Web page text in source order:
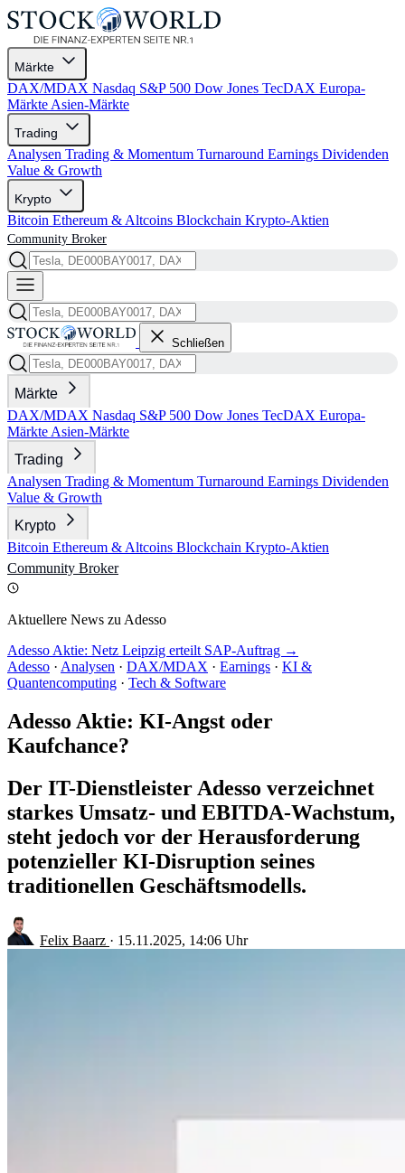
Märkte
DAX/MDAX Nasdaq S&P 500 Dow Jones TecDAX Europa-
Märkte Asien-Märkte
Trading
Analysen Trading & Momentum Turnaround Earnings Dividenden
Value & Growth
Krypto
Bitcoin Ethereum & Altcoins Blockchain Krypto-Aktien
Community Broker
Schließen
Märkte
DAX/MDAX Nasdaq S&P 500 Dow Jones TecDAX Europa-
Märkte Asien-Märkte
Trading
Analysen Trading & Momentum Turnaround Earnings Dividenden
Value & Growth
Krypto
Bitcoin Ethereum & Altcoins Blockchain Krypto-Aktien
Community Broker
Aktuellere News zu Adesso
Adesso Aktie: Netz Leipzig erteilt SAP-Auftrag →
Adesso · Analysen · DAX/MDAX · Earnings · KI &
Quantencomputing · Tech & Software
Adesso Aktie: KI-Angst oder
Kaufchance?
Der IT-Dienstleister Adesso verzeichnet
starkes Umsatz- und EBITDA-Wachstum,
steht jedoch vor der Herausforderung
potenzieller KI-Disruption seines
traditionellen Geschäftsmodells.
Felix Baarz · 15.11.2025, 14:06 Uhr